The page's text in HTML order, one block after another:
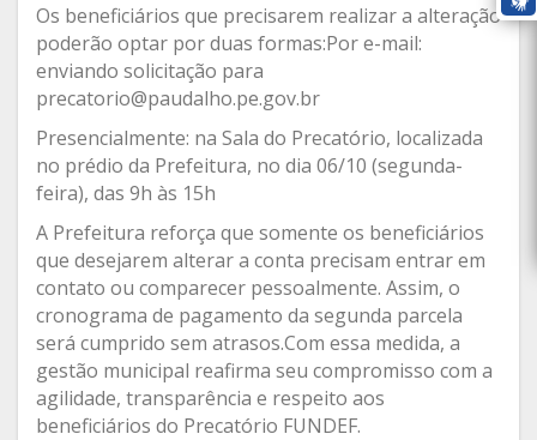
Os beneficiários que precisarem realizar a alteração
poderão optar por duas formas:Por e-mail:
enviando solicitação para
precatorio@paudalho.pe.gov.br
Presencialmente: na Sala do Precatório, localizada
no prédio da Prefeitura, no dia 06/10 (segunda-
feira), das 9h às 15h
A Prefeitura reforça que somente os beneficiários
que desejarem alterar a conta precisam entrar em
contato ou comparecer pessoalmente. Assim, o
cronograma de pagamento da segunda parcela
será cumprido sem atrasos.Com essa medida, a
gestão municipal reafirma seu compromisso com a
agilidade, transparência e respeito aos
beneficiários do Precatório FUNDEF.